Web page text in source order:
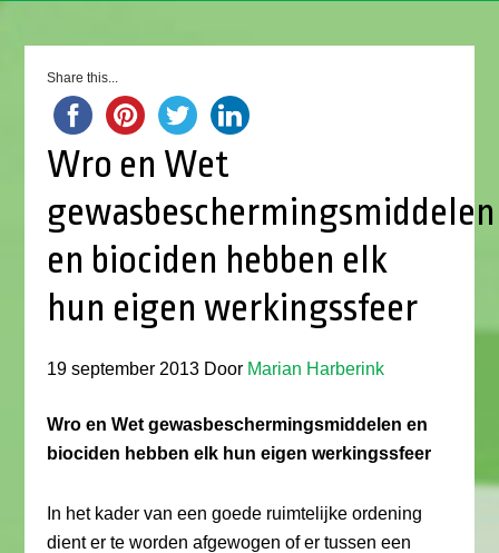
Share this...
Wro en Wet
gewasbeschermingsmiddelen
en biociden hebben elk
hun eigen werkingssfeer
19 september 2013 Door Marian Harberink
Wro en Wet gewasbeschermingsmiddelen en
biociden hebben elk hun eigen werkingssfeer
In het kader van een goede ruimtelijke ordening
dient er te worden afgewogen of er tussen een